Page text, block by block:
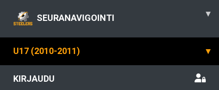
SEURANAVIGOINTI ▾
U17 (2010-2011) ▾
KIRJAUDU